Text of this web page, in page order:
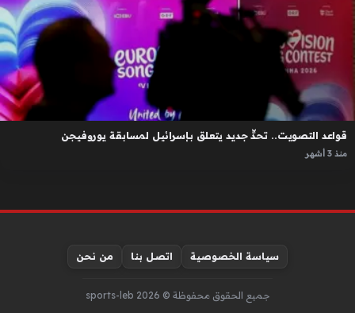
قواعد التصويت.. تحدٍّ جديد يتعلق بإسرائيل لمسابقة يوروفيجن
منذ 3 أشهر
سياسة الخصوصية اتصل بنا من نحن
جميع الحقوق محفوظة © sports-leb 2026